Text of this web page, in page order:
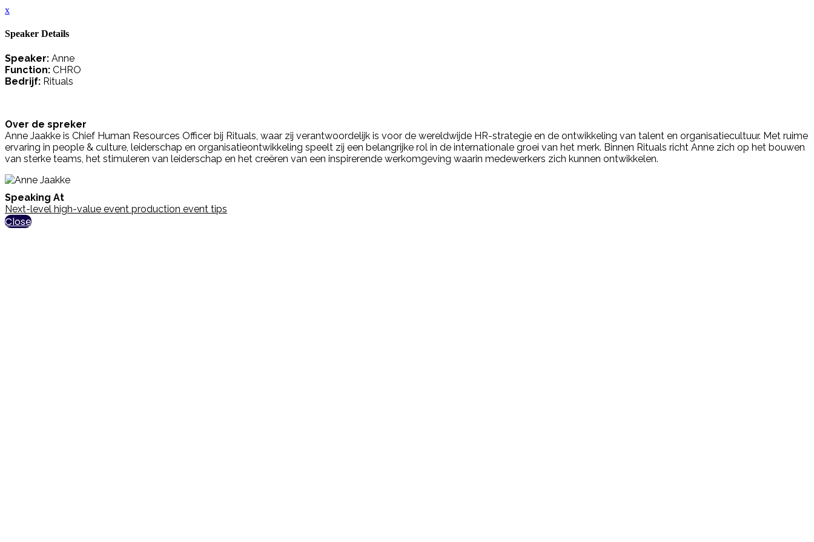
x
Speaker Details
Speaker: Anne
Function: CHRO
Bedrijf: Rituals
Over de spreker
Anne Jaakke is Chief Human Resources Officer bij Rituals, waar zij verantwoordelijk is voor de wereldwijde HR-strategie en de ontwikkeling van talent en organisatiecultuur. Met ruime
ervaring in people & culture, leiderschap en organisatieontwikkeling speelt zij een belangrijke rol in de internationale groei van het merk. Binnen Rituals richt Anne zich op het bouwen
van sterke teams, het stimuleren van leiderschap en het creëren van een inspirerende werkomgeving waarin medewerkers zich kunnen ontwikkelen.
Speaking At
Next-level high-value event production event tips
Close